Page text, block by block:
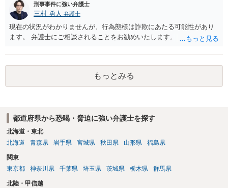
刑事事件に強い弁護士
三村 勇人 弁護士
現在の状況がわかりませんが、行為態様は詐欺にあたる可能性があり
ます。 弁護士にご相談されることをお勧めいたします。
もっとみる
都道府県から恐喝・脅迫に強い弁護士を探す
北海道・東北
北海道
青森県 岩手県 宮城県 秋田県 山形県 福島県
関東
東京都
神奈川県 千葉県 埼玉県 茨城県 栃木県 群馬県
北陸・甲信越